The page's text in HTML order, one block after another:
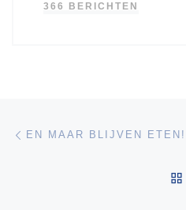
366 BERICHTEN
Bericht navigatie
EN MAAR BLIJVEN ETEN!